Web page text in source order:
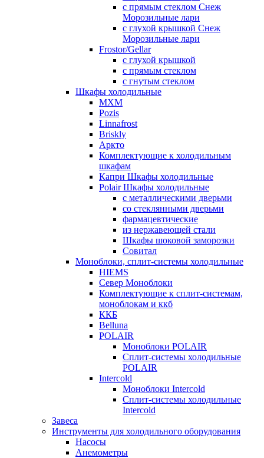
с прямым стеклом Снеж
Морозильные лари
с глухой крышкой Снеж
Морозильные лари
Frostor/Gellar
с глухой крышкой
с прямым стеклом
с гнутым стеклом
Шкафы холодильные
МХМ
Pozis
Linnafrost
Briskly
Аркто
Комплектующие к холодильным
шкафам
Капри Шкафы холодильные
Polair Шкафы холодильные
с металлическими дверьми
со стеклянными дверьми
фармацевтические
из нержавеющей стали
Шкафы шоковой заморозки
Совитал
Моноблоки, сплит-системы холодильные
HIEMS
Север Моноблоки
Комплектующие к сплит-системам,
моноблокам и ккб
ККБ
Belluna
POLAIR
Моноблоки POLAIR
Сплит-системы холодильные
POLAIR
Intercold
Моноблоки Intercold
Сплит-системы холодильные
Intercold
Завеса
Инструменты для холодильного оборудования
Насосы
Анемометры